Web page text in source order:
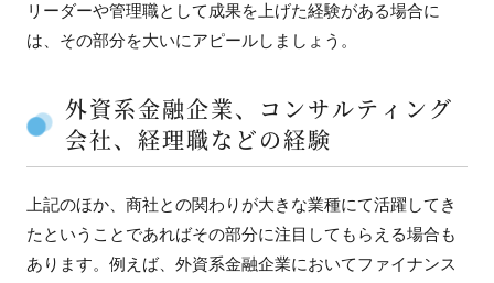
リーダーや管理職として成果を上げた経験がある場合に
は、その部分を大いにアピールしましょう。
外資系金融企業、コンサルティング
会社、経理職などの経験
上記のほか、商社との関わりが大きな業種にて活躍してき
たということであればその部分に注目してもらえる場合も
あります。例えば、外資系金融企業においてファイナンス